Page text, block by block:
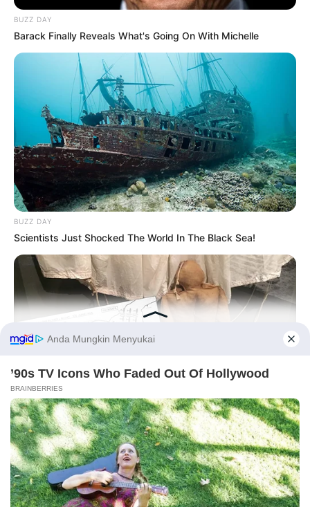
Hasil Renovasi Rumah Berusia
90 Tahun
PRIVACY POLICY DISCLAIMER HUBUNGI KAMI IKLAN
Copyright © 2026 dailysia.com.
BUZZ DAY
Barack Finally Reveals What's Going On With Michelle
BUZZ DAY
Scientists Just Shocked The World In The Black Sea!
BUZZDAY
Operation Titanic: How 400 Dummies Duped The Germans
On D-Day